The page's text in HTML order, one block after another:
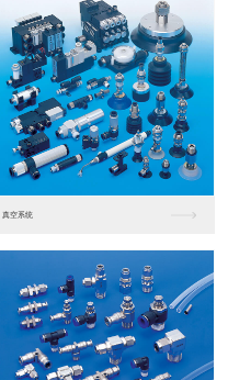
进口松下PLC